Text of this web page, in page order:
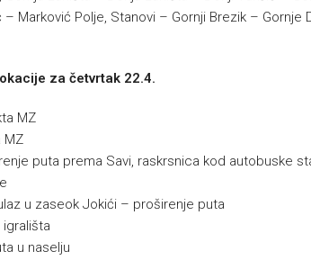
Marković Polje, Stanovi – Gornji Brezik –
za četvrtak 22.4.
MZ
MZ
puta prema Savi, raskrsnica kod autobuske
u zaseok Jokići – proširenje puta
u naselju